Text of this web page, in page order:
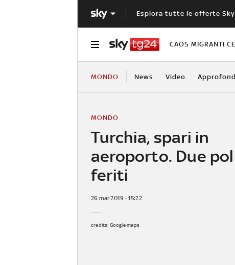
Esplora tutte le offerte Sky
CAOS MIGRANTI
MONDO News Video
Turchia, spari in
aeroporto. Due
feriti
MONDO
26 mar 2019 - 15:22
credits: Google maps